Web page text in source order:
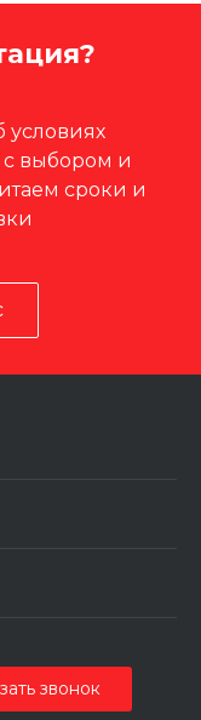
условиях
выбором и
сроки и
звонок